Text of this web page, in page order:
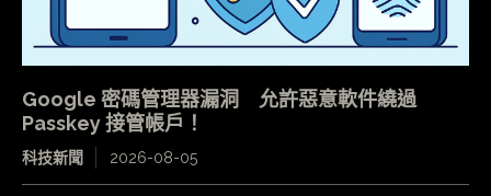
Google 密碼管理器漏洞 允許惡意軟件繞過
Passkey 接管帳戶！
科技新聞 2026-08-05